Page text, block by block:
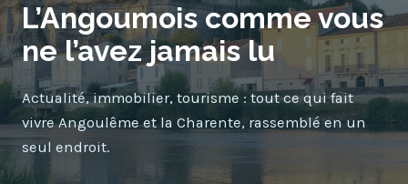
L’Angoumois comme vous
ne l’avez jamais lu
Actualité, immobilier, tourisme : tout ce qui fait
vivre Angoulême et la Charente, rassemblé en un
seul endroit.